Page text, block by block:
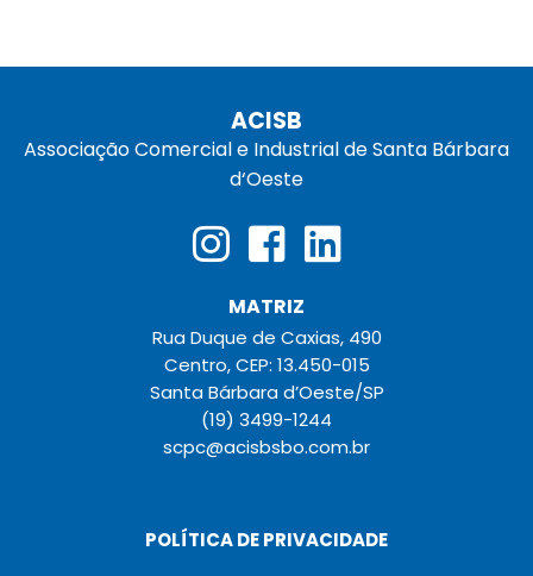
ACISB
Associação Comercial e Industrial de Santa Bárbara
d‘Oeste
MATRIZ
Rua Duque de Caxias, 490
Centro, CEP: 13.450-015
Santa Bárbara d’Oeste/SP
(19) 3499-1244
scpc@acisbsbo.com.br
POLÍTICA DE PRIVACIDADE